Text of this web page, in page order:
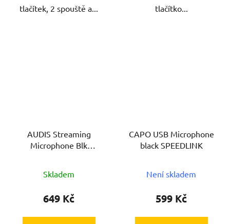
tlačítek, 2 spouště a...
tlačítko...
AUDIS Streaming
Microphone Blk
Skladem
649 Kč
CAPO USB Microphone
black SPEEDLINK
Není skladem
599 Kč